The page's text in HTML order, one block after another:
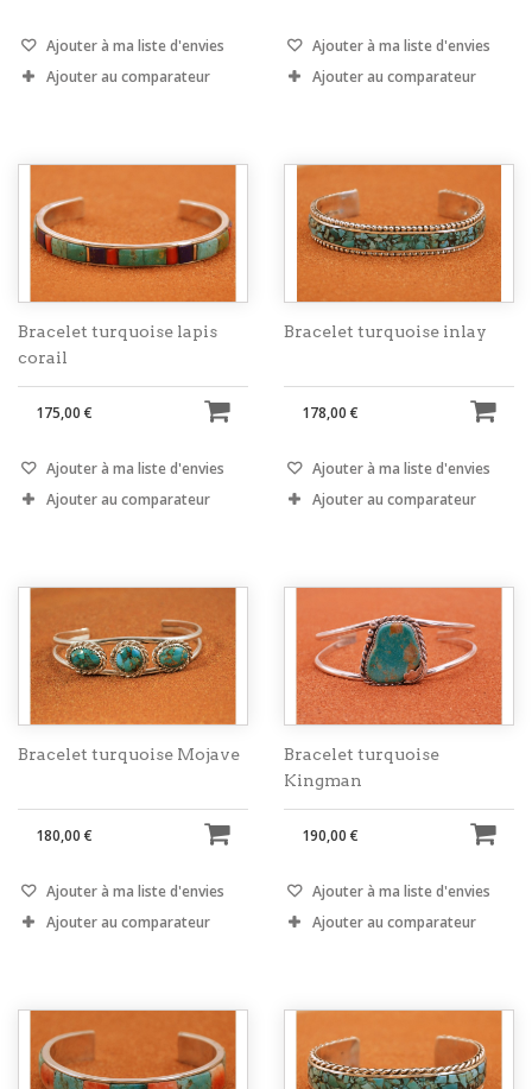
Ajouter à ma liste d'envies
Ajouter au comparateur
Ajouter à ma liste d'envies
Ajouter au comparateur
Bracelet turquoise lapis
corail
175,00 €
Ajouter à ma liste d'envies
Ajouter au comparateur
Bracelet turquoise inlay
178,00 €
Ajouter à ma liste d'envies
Ajouter au comparateur
Bracelet turquoise Mojave
180,00 €
Ajouter à ma liste d'envies
Ajouter au comparateur
Bracelet turquoise
Kingman
190,00 €
Ajouter à ma liste d'envies
Ajouter au comparateur